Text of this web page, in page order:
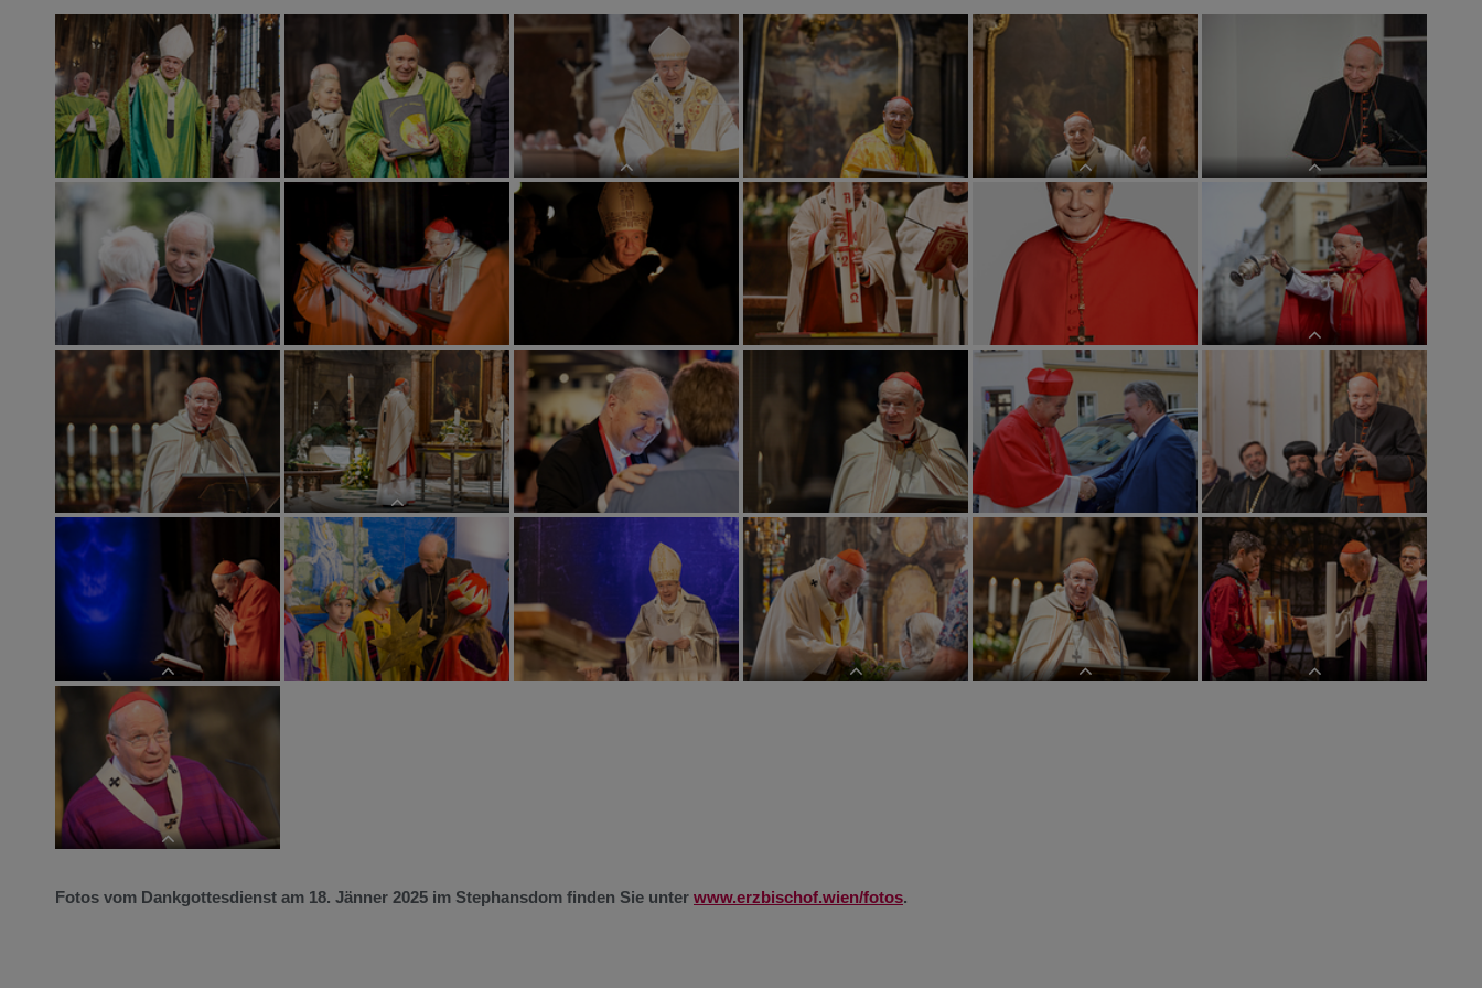
Am 20.05.2023 empfingen drei
Dominikaner durch Handauflegung
ihres Mitbruders Christoph Kardinal
Schönborn OP, Erzbischof von Wien,
das Sakrament der Priesterweihe in
Traditionell waschen Priester,
Bischöfe und auch der Papst
ausgewählten Menschen am
Gründonnerstag die Füße. Durch
dieses Zeichen soll zum Ausdruck
kommen, dass auch kirchliche Ämter
nichts mit Macht zu tun haben,
sondern Dienen bedeuten. Die Geste
w
Am 2. Februar begeht die katholische
Kirche weltweit traditionell ihren "Tag
des geweihten Lebens. Kardinal
Christoph Schönborn steht einer
Pontifikalvesper im Stephansdom vor.
Der Wiener Erzbischof ist seit seinem
Eintritt in den Dominikanerorden i
Segnung der Palmzweige bei der
Pestsäule durch Kardinal Schönborn
Das Osterfest ist das wichtigste Fest
der Katholischen Kirche. Die
Osternacht mit der Erinnerung an die
Auferstehung Jesu bildet den
Höhepunkt des Triduum Sacrum.
Jesus hat den Tod überwunden und
ist auferstanden. Gott hat Jesus von
den Toten auferw
Karfreitag Stephansdom 2024
Fotos vom Dankgottesdienst am 18. Jänner 2025 im Stephansdom finden Sie unter www.erzbischof.wien/fotos.